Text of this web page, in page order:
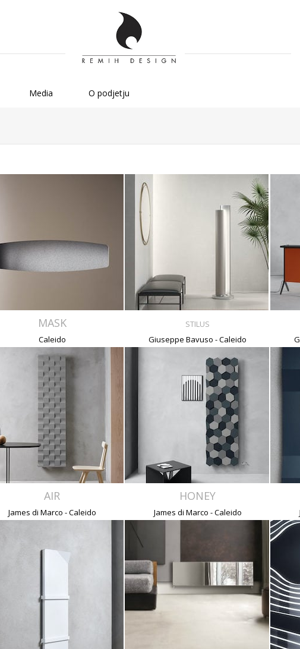
Media O podjetju
MASK
Caleido
STILUS
Giuseppe Bavuso - Caleido
AIR
James di Marco - Caleido
HONEY
James di Marco - Caleido